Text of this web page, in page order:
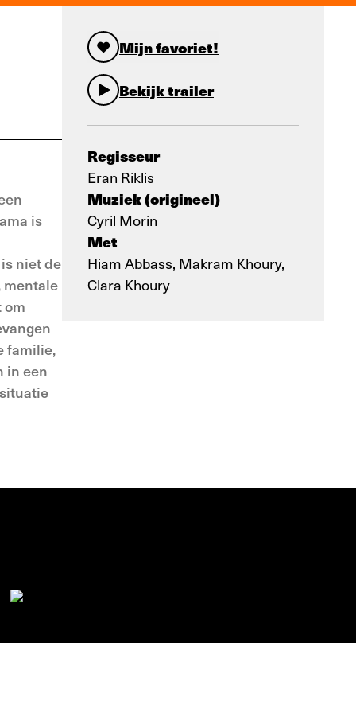
Mijn favoriet!
Bekijk trailer
Regisseur
Eran Riklis
Muziek (origineel)
Cyril Morin
Met
Hiam Abbass, Makram Khoury,
Clara Khoury
is
niet de
mentale
om
familie,
in een